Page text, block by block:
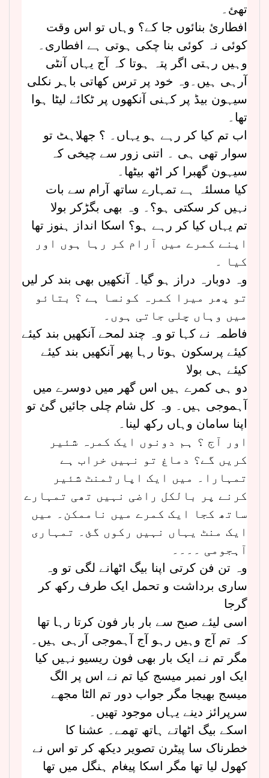
تھئ۔
افطارئ بنائوں جا کے؟ وہاں تو اس وقت
کوئی نہ کوئی بنا چکی ہوتی ہے افطاری۔
وہیں رہتی اگر پتہ ہوتا کہ آج یہاں آنٹی
آرہی ہیں۔وہ خود پر ترس کھاتی باہر نکلی
سیہون بیڈ پر کہنی آنکھوں پر ٹکائے لیٹا ہوا
تھا۔
اب تم کیا کر رہے ہو یہاں۔ ؟ جھلاہٹ تو
سوار تھی ہی ۔ اتنی زور سے چیخی کہ
سیہون گھبرا کر اٹھ بیٹھا۔
کیا مسلئہ ہے تمہارے ساتھ آرام سے بات
نہیں کر سکتی ہو؟۔ وہ بھی بگڑکر بولا
تم یہاں کیا کر رہے ہو؟ اسکا انداز ہنوز تھا
اپنے کمرے میں آرام کر رہا ہوں اور
کیا ۔
وہ دوبارہ دراز ہو گیا۔ آنکھیں بھی بند کر لیں
تو پھر میرا کمرہ کونسا ہے ؟ بتائو
میں وہاں چلی جاتی ہوں۔
فاطمہ نے کہا تو وہ چند لمحے آنکھیں بند کیئے
کیئے پرسکون ہوتا رہا پھر آنکھیں بند کیئے
کیئے ہی بولا
دو ہی کمرے ہیں اس گھر میں دوسرے میں
آہموجی ہیں۔ وہ کل شام چلی جائیں گئ تو
اپنا سامان وہاں رکھ لینا۔
اور آج ؟ ہم دونوں ایک کمرہ شئیر
کریں گے؟ دماغ تو نہیں خراب ہے
تمہارا۔ میں ایک اپارٹمنٹ شئیر
کرنے پر بالکل راضی نہیں تھی تمہارے
ساتھ کجا ایک کمرے میں ناممکن۔ میں
ایک منٹ یہاں نہیں رکوں گئ۔ تمہاری
آہجومی ۔۔۔۔
وہ تن فن کرتی اپنا بیگ اٹھانے لگی تو وہ
ساری برداشت و تحمل ایک طرف رکھ کر
گرجا
اسی لیئے صبح سے بار بار فون کرتا رہا تھا
کہ تم آج وہیں رہو آج آہموجی آرہی ہیں۔
مگر تم نے ایک بار بھی فون ریسیو نہیں کیا
ایک اور نمبر میسج کیا تم نے اس پر الگ
میسج بھیجا مگر جواب دور تم الٹا مجھے
سرپرائز دینے یہاں موجود تھیں۔
اسکے بیگ اٹھاتے ہاتھ تھمے۔ عشنا کا
خطرناک سا پیٹرن تصویر دیکھ کر تو اس نے
کھول لیا تھا مگر اسکا پیغام ہنگل میں تھا